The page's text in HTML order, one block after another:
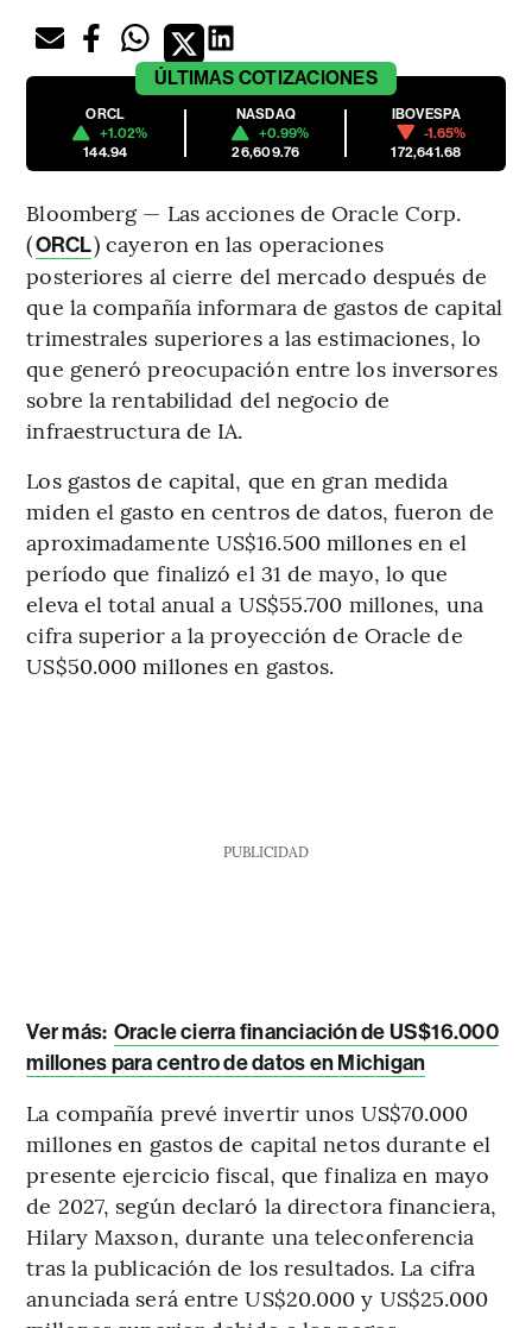
ÚLTIMAS COTIZACIONES
ORCL
+1.02%
144.94
NASDAQ
+0.99%
26,609.76
IBOVESPA
-1.65%
172,641.68
Bloomberg — Las acciones de Oracle Corp.
(ORCL) cayeron en las operaciones
posteriores al cierre del mercado después de
que la compañía informara de gastos de capital
trimestrales superiores a las estimaciones, lo
que generó preocupación entre los inversores
sobre la rentabilidad del negocio de
infraestructura de IA.
Los gastos de capital, que en gran medida
miden el gasto en centros de datos, fueron de
aproximadamente US$16.500 millones en el
período que finalizó el 31 de mayo, lo que
eleva el total anual a US$55.700 millones, una
cifra superior a la proyección de Oracle de
US$50.000 millones en gastos.
PUBLICIDAD
Ver más: Oracle cierra financiación de US$16.000
millones para centro de datos en Michigan
La compañía prevé invertir unos US$70.000
millones en gastos de capital netos durante el
presente ejercicio fiscal, que finaliza en mayo
de 2027, según declaró la directora financiera,
Hilary Maxson, durante una teleconferencia
tras la publicación de los resultados. La cifra
anunciada será entre US$20.000 y US$25.000